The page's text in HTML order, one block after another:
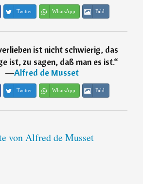
Twitter WhatsApp Bild
ist nicht schwierig, das
ist, zu sagen, daß man es ist.“
―Alfred de Musset
Twitter WhatsApp Bild
von Alfred de Musset